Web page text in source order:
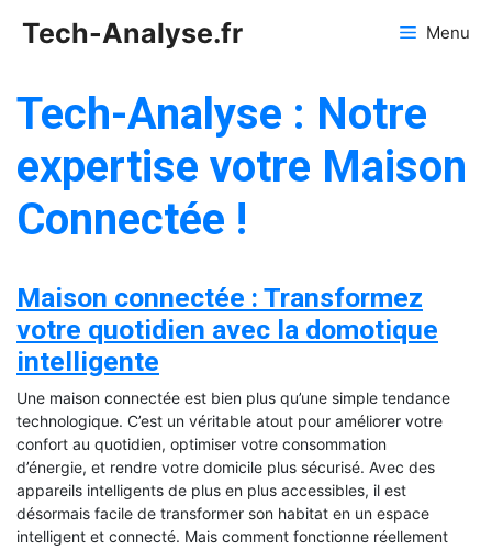
Tech-Analyse.fr Menu
Tech-Analyse : Notre
expertise votre Maison
Connectée !
Maison connectée : Transformez
votre quotidien avec la domotique
intelligente
Une maison connectée est bien plus qu’une simple tendance
technologique. C’est un véritable atout pour améliorer votre
confort au quotidien, optimiser votre consommation
d’énergie, et rendre votre domicile plus sécurisé. Avec des
appareils intelligents de plus en plus accessibles, il est
désormais facile de transformer son habitat en un espace
intelligent et connecté. Mais comment fonctionne réellement